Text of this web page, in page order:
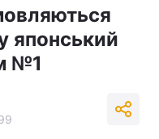
японський
№1